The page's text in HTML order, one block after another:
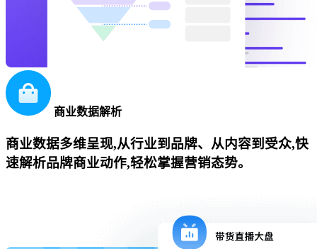
商业数据解析
商业数据多维呈现,从行业到品牌、从内容到受众,快
速解析品牌商业动作,轻松掌握营销态势。